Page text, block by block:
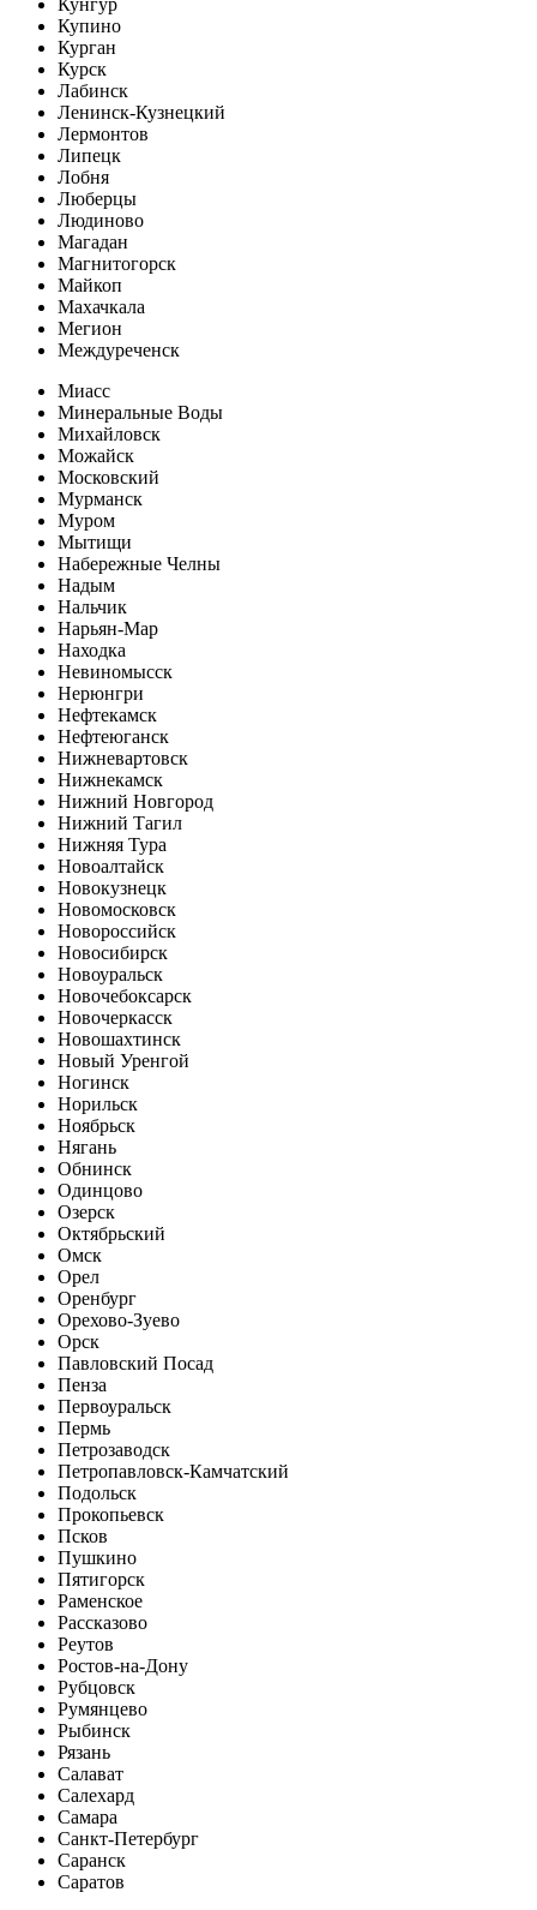
Купино
Курган
Курск
Лабинск
Ленинск-Кузнецкий
Лермонтов
Липецк
Лобня
Люберцы
Людиново
Магадан
Магнитогорск
Майкоп
Махачкала
Мегион
Междуреченск
Миасс
Минеральные Воды
Михайловск
Можайск
Московский
Мурманск
Муром
Мытищи
Набережные Челны
Надым
Нальчик
Нарьян-Мар
Находка
Невиномысск
Нерюнгри
Нефтекамск
Нефтеюганск
Нижневартовск
Нижнекамск
Нижний Новгород
Нижний Тагил
Нижняя Тура
Новоалтайск
Новокузнецк
Новомосковск
Новороссийск
Новосибирск
Новоуральск
Новочебоксарск
Новочеркасск
Новошахтинск
Новый Уренгой
Ногинск
Норильск
Ноябрьск
Нягань
Обнинск
Одинцово
Озерск
Октябрьский
Омск
Орел
Оренбург
Орехово-Зуево
Орск
Павловский Посад
Пенза
Первоуральск
Пермь
Петрозаводск
Петропавловск-Камчатский
Подольск
Прокопьевск
Псков
Пушкино
Пятигорск
Раменское
Рассказово
Реутов
Ростов-на-Дону
Рубцовск
Румянцево
Рыбинск
Рязань
Салават
Салехард
Самара
Санкт-Петербург
Саранск
Саратов